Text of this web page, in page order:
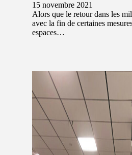
15 novembre 2021
Alors que le retour dans les
avec la fin de certaines
espaces…